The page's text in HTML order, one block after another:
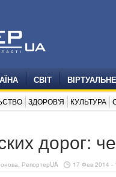
СВІТ
ЗДОРОВ'Я КУЛЬТУРА
дорог:
РепортерUA 17 Фев 2014 -